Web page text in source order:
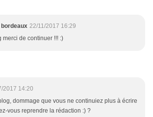
22/11/2017 16:29
merci de continuer !!! :)
2017 14:20
dommage que vous ne continuiez plus à écrire
vous reprendre la rédaction :) ?